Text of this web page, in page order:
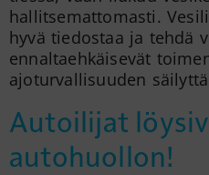
hallitsemattomasti.
hyvä tiedostaa ja tehdä
ennaltaehkäisevät
ajoturvallisuuden
Autoilijat
autohuollon!